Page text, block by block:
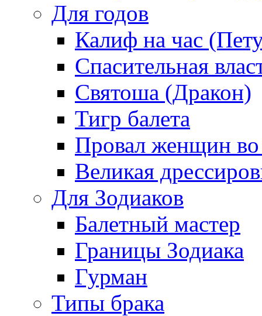
Для годов
Калиф на час
Спасительная
Святоша (Дракон)
Тигр балета
Провал женщин во
Великая
Для Зодиаков
Балетный мастер
Границы Зодиака
Гурман
Типы брака